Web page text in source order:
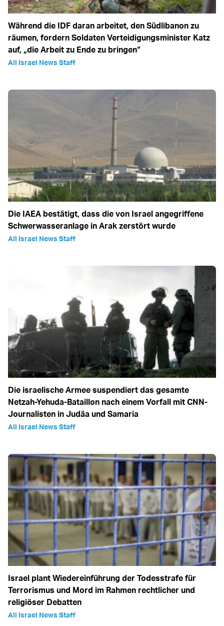
Während die IDF daran arbeitet, den Südlibanon zu
räumen, fordern Soldaten Verteidigungsminister Katz
auf, „die Arbeit zu Ende zu bringen“
All Israel News Staff
Die IAEA bestätigt, dass die von Israel angegriffene
Schwerwasseranlage in Arak zerstört wurde
All Israel News Staff
Die israelische Armee suspendiert das gesamte
Netzah-Yehuda-Bataillon nach einem Vorfall mit CNN-
Journalisten in Judäa und Samaria
All Israel News Staff
Israel plant Wiedereinführung der Todesstrafe für
Terrorismus und Mord im Rahmen rechtlicher und
religiöser Debatten
All Israel News Staff